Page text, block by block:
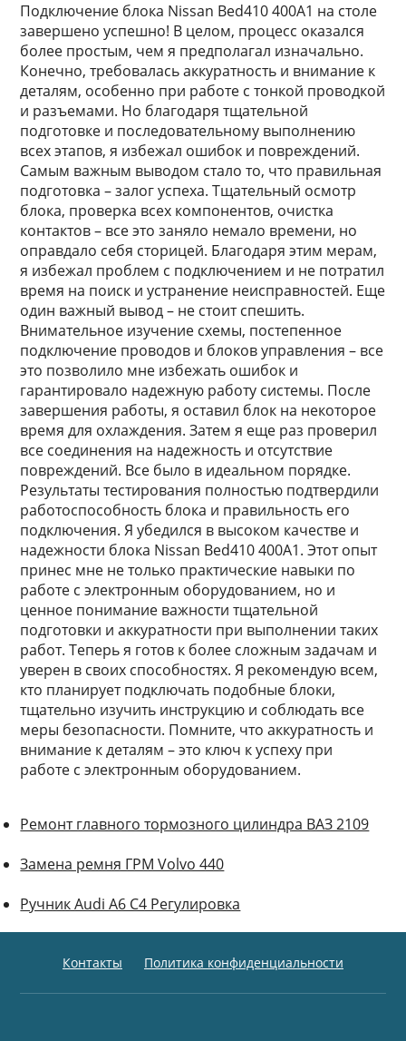
Подключение блока Nissan Bed410 400A1 на столе
завершено успешно! В целом, процесс оказался
более простым, чем я предполагал изначально.
Конечно, требовалась аккуратность и внимание к
деталям, особенно при работе с тонкой проводкой
и разъемами. Но благодаря тщательной
подготовке и последовательному выполнению
всех этапов, я избежал ошибок и повреждений.
Самым важным выводом стало то, что правильная
подготовка – залог успеха. Тщательный осмотр
блока, проверка всех компонентов, очистка
контактов – все это заняло немало времени, но
оправдало себя сторицей. Благодаря этим мерам,
я избежал проблем с подключением и не потратил
время на поиск и устранение неисправностей. Еще
один важный вывод – не стоит спешить.
Внимательное изучение схемы, постепенное
подключение проводов и блоков управления – все
это позволило мне избежать ошибок и
гарантировало надежную работу системы. После
завершения работы, я оставил блок на некоторое
время для охлаждения. Затем я еще раз проверил
все соединения на надежность и отсутствие
повреждений. Все было в идеальном порядке.
Результаты тестирования полностью подтвердили
работоспособность блока и правильность его
подключения. Я убедился в высоком качестве и
надежности блока Nissan Bed410 400A1. Этот опыт
принес мне не только практические навыки по
работе с электронным оборудованием, но и
ценное понимание важности тщательной
подготовки и аккуратности при выполнении таких
работ. Теперь я готов к более сложным задачам и
уверен в своих способностях. Я рекомендую всем,
кто планирует подключать подобные блоки,
тщательно изучить инструкцию и соблюдать все
меры безопасности. Помните, что аккуратность и
внимание к деталям – это ключ к успеху при
работе с электронным оборудованием.
Ремонт главного тормозного цилиндра ВАЗ 2109
Замена ремня ГРМ Volvo 440
Ручник Audi A6 C4 Регулировка
Контакты Политика конфиденциальности